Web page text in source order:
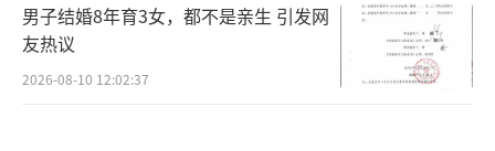
男子结婚8年育3女，都不是亲生 引发网
友热议
2026-08-10 12:02:37